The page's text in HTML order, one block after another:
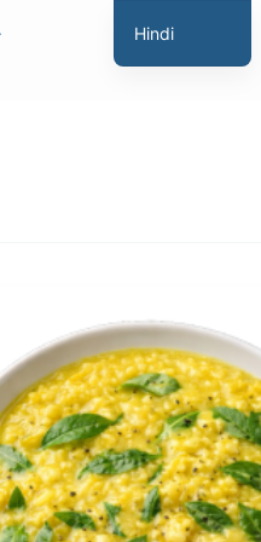
Hindi
English
Bengali
Panjabi
Occitan